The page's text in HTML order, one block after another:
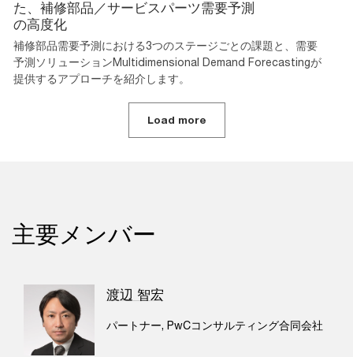
た、補修部品／サービスパーツ需要予測
の高度化
補修部品需要予測における3つのステージごとの課題と、需要
予測ソリューションMultidimensional Demand Forecastingが
提供するアプローチを紹介します。
Load more
主要メンバー
渡辺 智宏
パートナー, PwCコンサルティング合同会社